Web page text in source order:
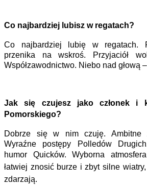
Co najbardziej lubisz w regatach?
Co najbardziej lubię w regatach.
przenika na wskroś. Przyjaciół
Współzawodnictwo. Niebo nad głową
Jak się czujesz jako członek i
Pomorskiego?
Dobrze się w nim czuję. Ambitne
Wyraźne postępy Polledów
humor Quicków. Wyborna
łatwiej znosić burze i zbyt silne
zdarzają.